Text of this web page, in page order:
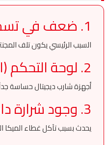
1. ضعف في تسخين الطعام أو انعدامه
السبب الرئيسي يكون تلف
2. لوحة التحكم (التاتش) لا تستجيب
أجهزة شارب ديجيتال حساسة
3. وجود شرارة داخلية أثناء التشغيل
يحدث بسبب تآكل غطاء الميكا